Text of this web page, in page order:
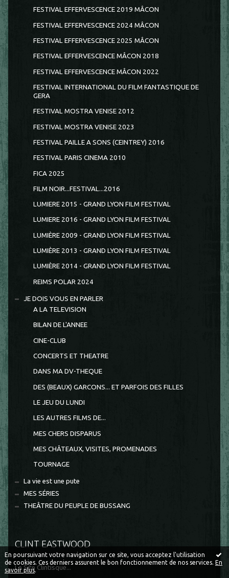
En poursuivant votre navigation sur ce site, vous acceptez l'utilisation
de cookies. Ces derniers assurent le bon fonctionnement de nos services. En
savoir plus.
FESTIVAL EFFERVESCENCE 2019 MÂCON
FESTIVAL EFFERVESCENCE 2024 MÂCON
FESTIVAL EFFERVESCENCE 2025 MÂCON
FESTIVAL EFFERVESCENCE MÂCON 2018
FESTIVAL EFFERVESCENCE MÂCON 2022
FESTIVAL INTERNATIONAL DU FILM FANTASTIQUE DE
GERA
FESTIVAL MOSTRA VENISE 2012
FESTIVAL MOSTRA VENISE 2023
FESTIVAL PAILLE A SONS (CEINTREY) 2016
FESTIVAL PARIS CINEMA 2010
FICA 2025
FILM NOIR...FESTIVAL...2016
LUMIERE 2015 - GRAND LYON FILM FESTIVAL
LUMIERE 2016 - GRAND LYON FILM FESTIVAL
LUMIÈRE 2009 - GRAND LYON FILM FESTIVAL
LUMIÈRE 2013 - GRAND LYON FILM FESTIVAL
LUMIÈRE 2014 - GRAND LYON FILM FESTIVAL
REIMS POLAR 2024
JE DOIS VOUS EN PARLER
A LA TELEVISION
BILAN DE L'ANNEE
CINE-CLUB
CONCERTS ET THEATRE
DANS MA DV-THEQUE
DES (BEAUX) GARCONS... ET PARFOIS DES FILLES
LE JEU DU LUNDI
LES AUTRES FILMS DE...
MES CHERS DISPARUS
MES CHÂTEAUX, VISITES, PROMENADES
TOURNAGE
La vie est une pute
MES SÉRIES
THEÂTRE DU PEUPLE DE BUSSANG
CLINT EASTWOOD
Le Site Clintisque...